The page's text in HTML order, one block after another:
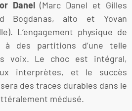
Danel(Marc Danel et Gilles
Bogdanas, alto et Yovan
L’engagement physique de
à des partitions d’une telle
voix. Le choc est intégral,
interprètes, et le succès
des traces durables dans le
médusé.